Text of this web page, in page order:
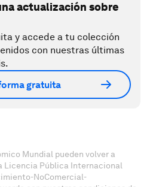
actualización sobre
y accede a tu colección
con nuestras últimas
gratuita
Mundial pueden volver a
Licencia Pública Internacional
NoComercial-